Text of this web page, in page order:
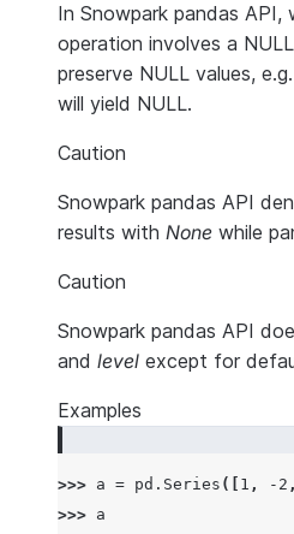
In Snowpark pandas API,
operation involves a
preserve NULL values,
will yield NULL.
Caution
Snowpark pandas API
results with None while
Caution
Snowpark pandas API
and level except for
Examples
>>> a = pd . Series ([ 1 , - 2 ,
>>> a